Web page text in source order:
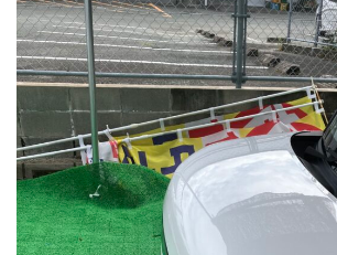
公式SNS